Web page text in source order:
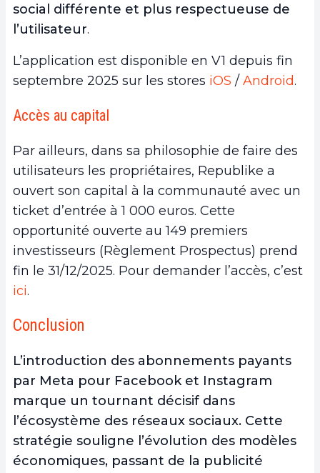
social différente et plus respectueuse de
l’utilisateur.
L’application est disponible en V1 depuis fin
septembre 2025 sur les stores iOS / Android.
Accès au capital
Par ailleurs, dans sa philosophie de faire des
utilisateurs les propriétaires, Republike a
ouvert son capital à la communauté avec un
ticket d’entrée à 1 000 euros. Cette
opportunité ouverte au 149 premiers
investisseurs (Règlement Prospectus) prend
fin le 31/12/2025. Pour demander l’accès, c’est
ici.
Conclusion
L’introduction des abonnements payants
par Meta pour Facebook et Instagram
marque un tournant décisif dans
l’écosystème des réseaux sociaux. Cette
stratégie souligne l’évolution des modèles
économiques, passant de la publicité